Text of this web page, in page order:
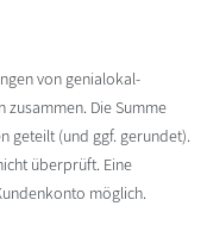
von genialokal-
zusammen. Die Summe
geteilt (und ggf. gerundet).
überprüft. Eine
möglich.